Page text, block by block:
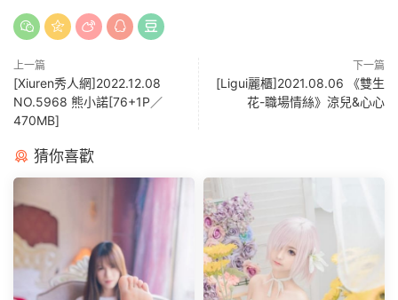
上一篇
[Xiuren秀人網]2022.12.08
NO.5968 熊小諾[76+1P／
470MB]
下一篇
[Ligui麗櫃]2021.08.06 《雙生
花-職場情絲》涼兒&心心
猜你喜歡